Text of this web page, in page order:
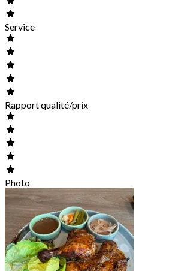
Service
Rapport qualité/prix
Photo